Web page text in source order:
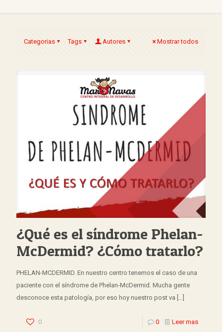
Categorias Tags Autores Mostrar todos
¿Qué es el síndrome Phelan-
McDermid? ¿Cómo tratarlo?
PHELAN-MCDERMID. En nuestro centro tenemos el caso de una
paciente con el síndrome de Phelan-McDermid. Mucha gente
desconoce esta patología, por eso hoy nuestro post va […]
0 0 Leer mas